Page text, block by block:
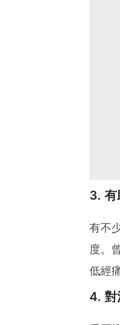
3. 有
有不
度。
低經
4. 對